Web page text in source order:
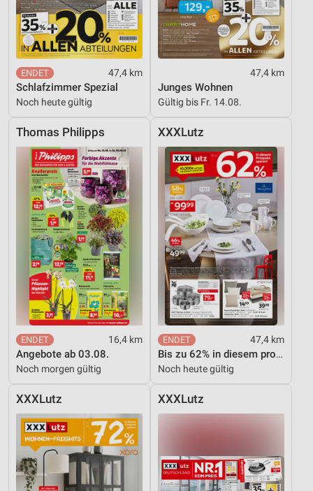
47,4 km
Schlafzimmer Spezial
Noch heute gültig
47,4 km
Junges Wohnen
Gültig bis Fr. 14.08.
Thomas Philipps
16,4 km
Angebote ab 03.08.
Noch morgen gültig
XXXLutz
47,4 km
Bis zu 62% in diesem prospekt
Noch heute gültig
XXXLutz XXXLutz